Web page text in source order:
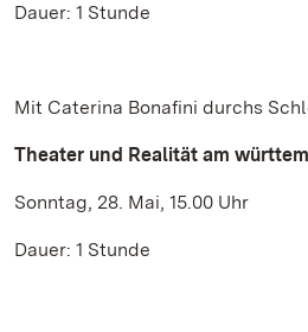
Dauer: 1 Stunde
Mit Caterina Bonafini durchs
Theater und Realität am
Sonntag, 28. Mai, 15.00 Uhr
Dauer: 1 Stunde